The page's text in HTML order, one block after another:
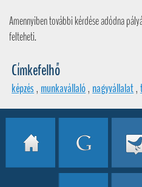
Amennyiben további kérdése adódna
felteheti.
Címkefelhő
képzés, munkavállaló, nagyvállalat,